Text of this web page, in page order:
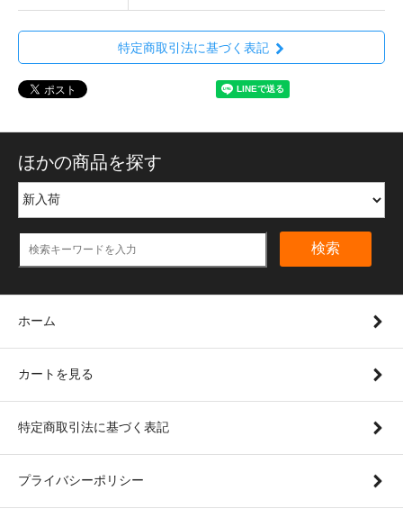
特定商取引法に基づく表記
ほかの商品を探す
検索
ホーム
カートを見る
特定商取引法に基づく表記
プライバシーポリシー